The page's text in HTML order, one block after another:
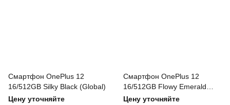
Смартфон OnePlus 12
16/512GB Silky Black (Global)
Цену уточняйте
Смартфон OnePlus 12
16/512GB Flowy Emerald
(Global)
Цену уточняйте